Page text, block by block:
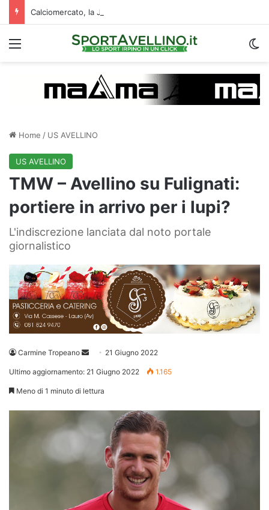
Menu
Home / US AVELLINO
US AVELLINO
TMW – Avellino su Fulignati:
portiere in arrivo per i lupi?
L'indiscrezione lanciata dal noto portale
giornalistico
Carmine Tropeano
Invia 21 Giugno 2022
Ultimo aggiornamento: 21 Giugno 2022 1.165
Meno di 1 minuto di lettura